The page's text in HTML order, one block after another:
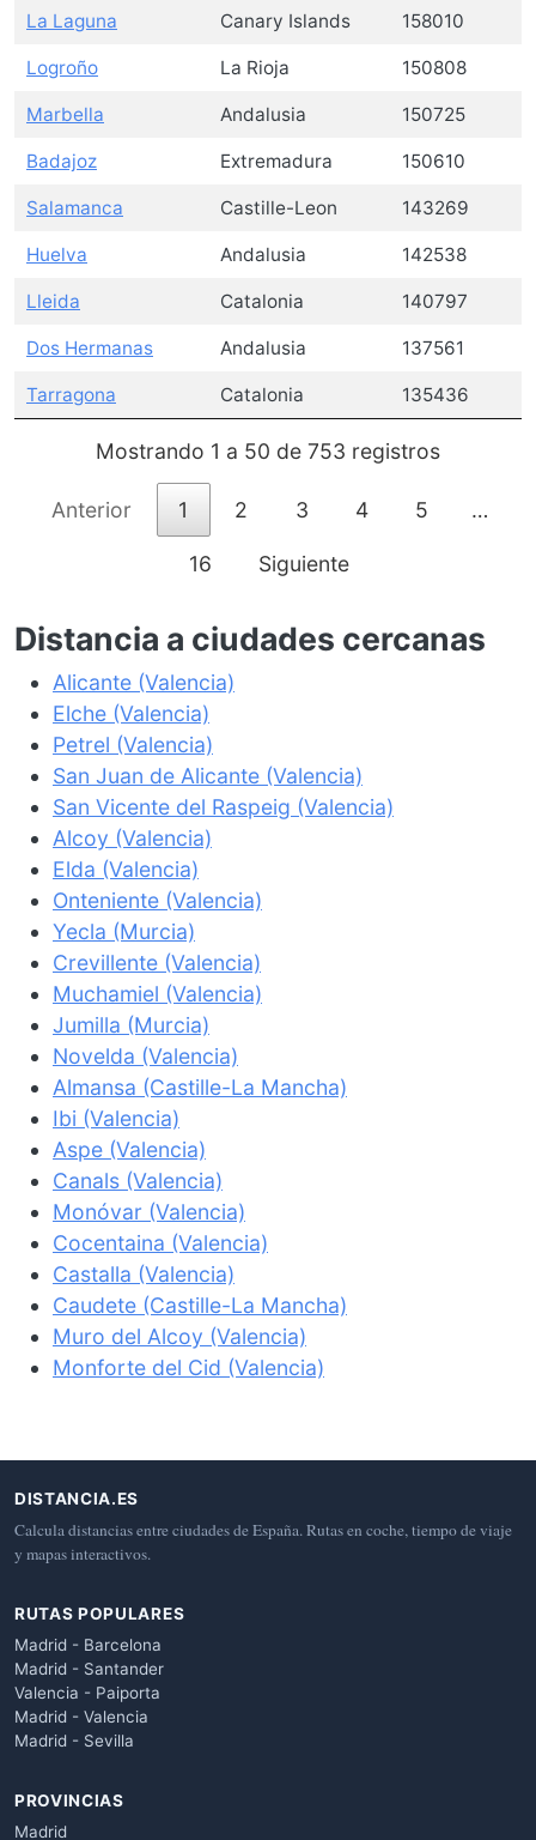
La Laguna Canary Islands 158010
Logroño La Rioja 150808
Marbella Andalusia 150725
Badajoz Extremadura 150610
Salamanca Castille-Leon 143269
Huelva Andalusia 142538
Lleida Catalonia 140797
Dos Hermanas Andalusia 137561
Tarragona Catalonia 135436
Mostrando 1 a 50 de 753 registros
Anterior 1 2 3 4 5 …
16 Siguiente
Distancia a ciudades cercanas
Alicante (Valencia)
Elche (Valencia)
Petrel (Valencia)
San Juan de Alicante (Valencia)
San Vicente del Raspeig (Valencia)
Alcoy (Valencia)
Elda (Valencia)
Onteniente (Valencia)
Yecla (Murcia)
Crevillente (Valencia)
Muchamiel (Valencia)
Jumilla (Murcia)
Novelda (Valencia)
Almansa (Castille-La Mancha)
Ibi (Valencia)
Aspe (Valencia)
Canals (Valencia)
Monóvar (Valencia)
Cocentaina (Valencia)
Castalla (Valencia)
Caudete (Castille-La Mancha)
Muro del Alcoy (Valencia)
Monforte del Cid (Valencia)
DISTANCIA.ES
Calcula distancias entre ciudades de España. Rutas en coche, tiempo de viaje
y mapas interactivos.
RUTAS POPULARES
Madrid - Barcelona
Madrid - Santander
Valencia - Paiporta
Madrid - Valencia
Madrid - Sevilla
PROVINCIAS
Madrid